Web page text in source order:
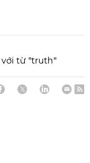
từ "truth"